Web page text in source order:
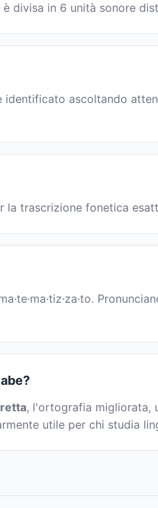
è divisa in 6 unità sonore
ascoltando
la trascrizione fonetica
, l'ortografia migliorata,
utile per chi studia